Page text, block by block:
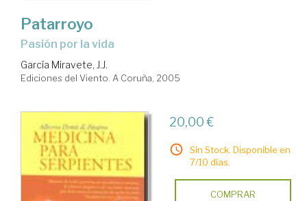
Patarroyo
pasión por la vida
García Miravete, J.J.
Ediciones del Viento. A Coruña, 2005
20,00 €
Sin Stock. Disponible en
7/10 días.
COMPRAR